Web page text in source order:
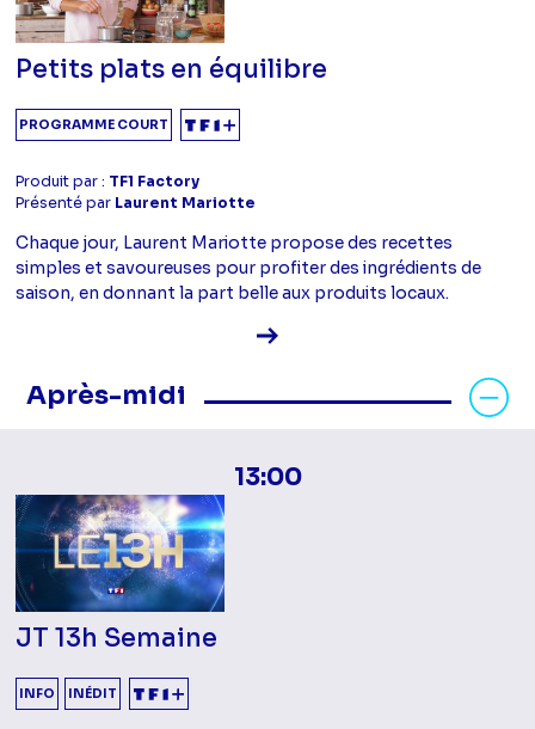
Petits plats en équilibre
PROGRAMME COURT
Produit par : TF1 Factory
Présenté par Laurent Mariotte
Chaque jour, Laurent Mariotte propose des recettes
simples et savoureuses pour profiter des ingrédients de
saison, en donnant la part belle aux produits locaux.
Voir la fiche diffusion
Après-midi
Masquer les programmes Après-
13:00
JT 13h Semaine
INFO INÉDIT